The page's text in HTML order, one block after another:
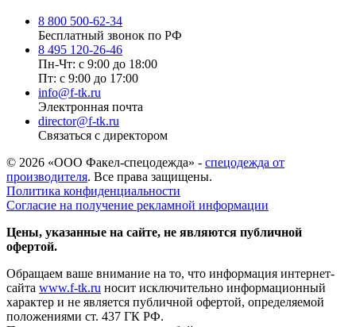
8 800 500-62-34
Бесплатный звонок по РФ
8 495 120-26-46
Пн-Чт: с 9:00 до 18:00
Пт: с 9:00 до 17:00
info@f-tk.ru
Электронная почта
director@f-tk.ru
Связаться с директором
© 2026 «ООО Факел-спецодежда» - спецодежда от
производителя. Все права защищены.
Политика конфиденциальности
Согласие на получение рекламной информации
Цены, указанные на сайте, не являются публичной
офертой.
Обращаем ваше внимание на то, что информация интернет-
сайта www.f-tk.ru носит исключительно информационный
характер и не является публичной офертой, определяемой
положениями ст. 437 ГК РФ.